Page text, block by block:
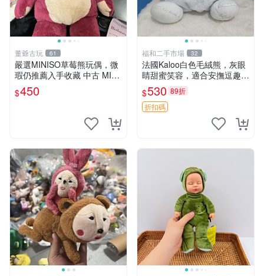
董爺古玩 61
嚴選MINISO草莓熊玩偶，微
瑕仍推薦入手收藏 中古 MINI
SO 草莓熊 玩具 收藏
$450
福和二手市場 32
法國Kaloo白色毛絨熊，灰眼
睛甜蜜笑容，適合安撫逗趣可
愛，柔軟面料手感佳。14 白
色安撫熊 毛絨玩具 寶寶逗樂
具
$530 89折
折扣碼